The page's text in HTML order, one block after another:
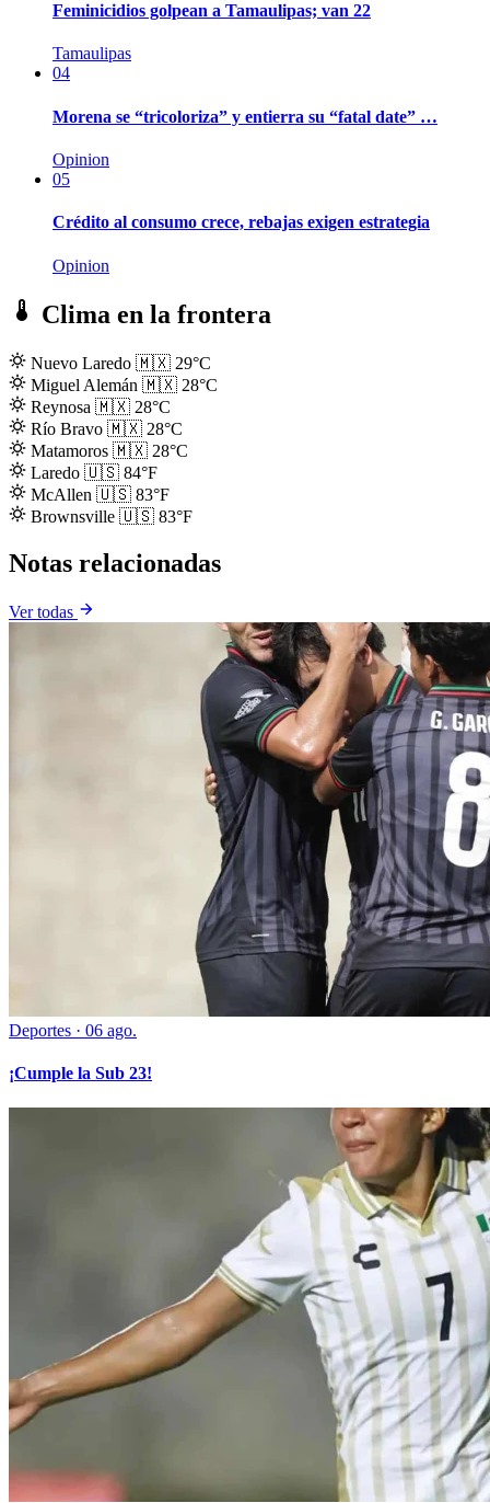
Feminicidios golpean a Tamaulipas; van 22
Tamaulipas
04
Morena se “tricoloriza” y entierra su “fatal date” …
Opinion
05
Crédito al consumo crece, rebajas exigen estrategia
Opinion
Clima en la frontera
Nuevo Laredo 🇲🇽 29°C
Miguel Alemán 🇲🇽 28°C
Reynosa 🇲🇽 28°C
Río Bravo 🇲🇽 28°C
Matamoros 🇲🇽 28°C
Laredo 🇺🇸 84°F
McAllen 🇺🇸 83°F
Brownsville 🇺🇸 83°F
Notas relacionadas
Ver todas
Deportes · 06 ago.
¡Cumple la Sub 23!